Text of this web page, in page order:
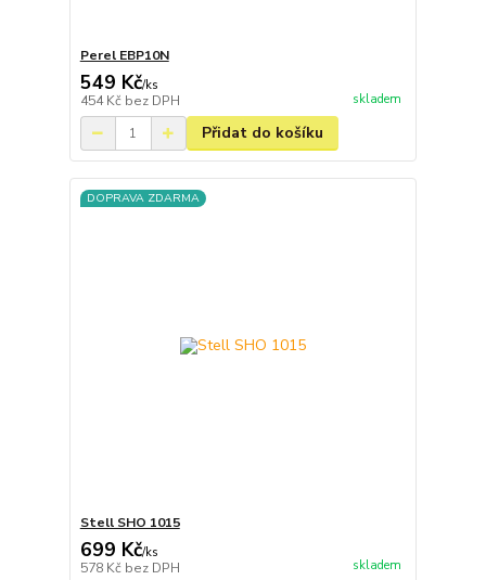
Perel EBP10N
549 Kč/ks
454 Kč bez DPH skladem
Přidat do košíku
DOPRAVA ZDARMA
Stell SHO 1015
699 Kč/ks
578 Kč bez DPH skladem